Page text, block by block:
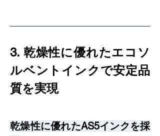
3. 乾燥性に優れたエコソ
ルベントインクで安定品
質を実現
乾燥性に優れたAS5インクを採